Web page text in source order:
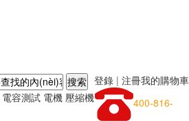
電容測試 電機 壓縮機
登錄 | 注冊我的購物車
400-816-